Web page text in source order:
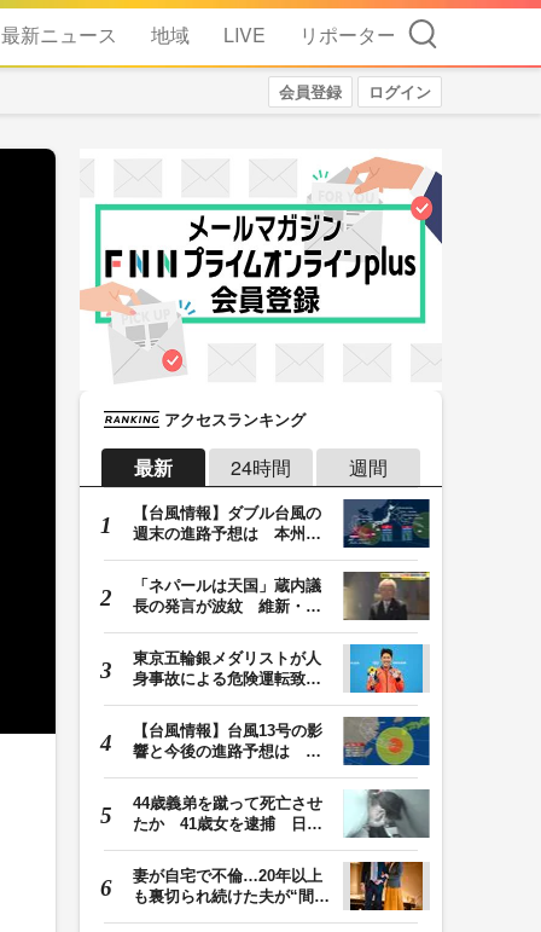
最新ニュース 地域 LIVE リポーター 検索
会員登録 ログイン
アクセスランキング
最新 24時間 週間
【台風情報】ダブル台風の
週末の進路予想は 本州は
「ネパールは天国」蔵内議
長の発言が波紋 維新・吉
東京五輪銀メダリストが人
身事故による危険運転致傷
【台風情報】台風13号の影
響と今後の進路予想は 沖
44歳義弟を蹴って死亡させ
たか 41歳女を逮捕 日頃
妻が自宅で不倫…20年以上
も裏切られ続けた夫が“間